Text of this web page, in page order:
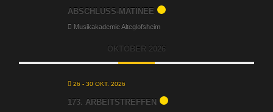
ABSCHLUSS-MATINEE
Musikakademie Alteglofsheim
OKTOBER 2026
26 - 30 OKT. 2026
173. ARBEITSTREFFEN